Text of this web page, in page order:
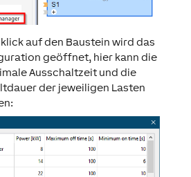
auf den Baustein wird das
geöffnet, hier kann die
Ausschaltzeit und die
der jeweiligen Lasten